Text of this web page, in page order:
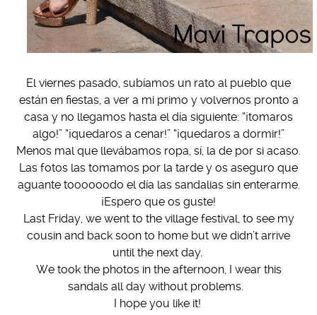
El viernes pasado, subíamos un rato al pueblo que
están en fiestas, a ver a mi primo y volvernos pronto a
casa y no llegamos hasta el día siguiente: “¡tomaros
algo!” “¡quedaros a cenar!” “¡quedaros a dormir!”
Menos mal que llevábamos ropa, sí, la de por si acaso.
Las fotos las tomamos por la tarde y os aseguro que
aguante toooooodo el día las sandalias sin enterarme.
¡Espero que os guste!
Last Friday, we went to the village festival, to see my
cousin and back soon to home but we didn’t arrive
until the next day.
We took the photos in the afternoon, I wear this
sandals all day without problems.
I hope you like it!